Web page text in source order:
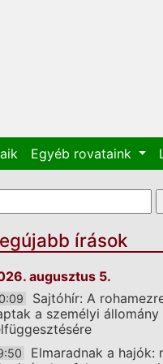
Egyéb rovataink
űrlap
írások
augusztus 5.
Sajtóhír: A
a személyi
Elmaradnak a hajók: